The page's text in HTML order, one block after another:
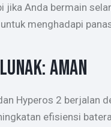
Anda bermain
menghadapi
AMAN
Hyperos 2 berjalan
efisiensi